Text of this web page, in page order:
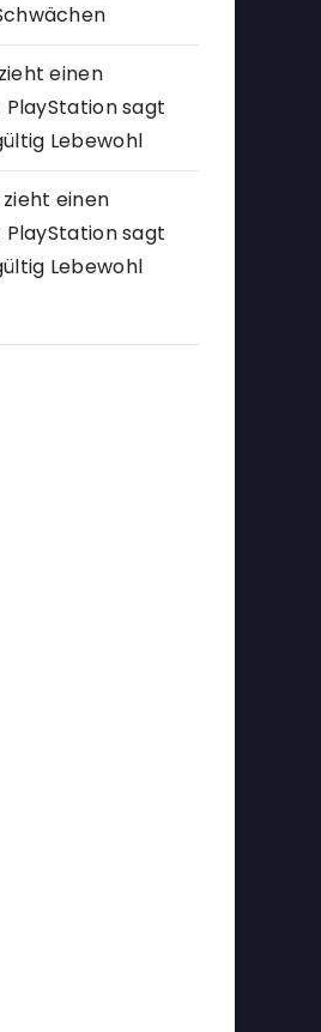
einen
PlayStation sagt
Lebewohl
zieht einen
PlayStation sagt
Lebewohl